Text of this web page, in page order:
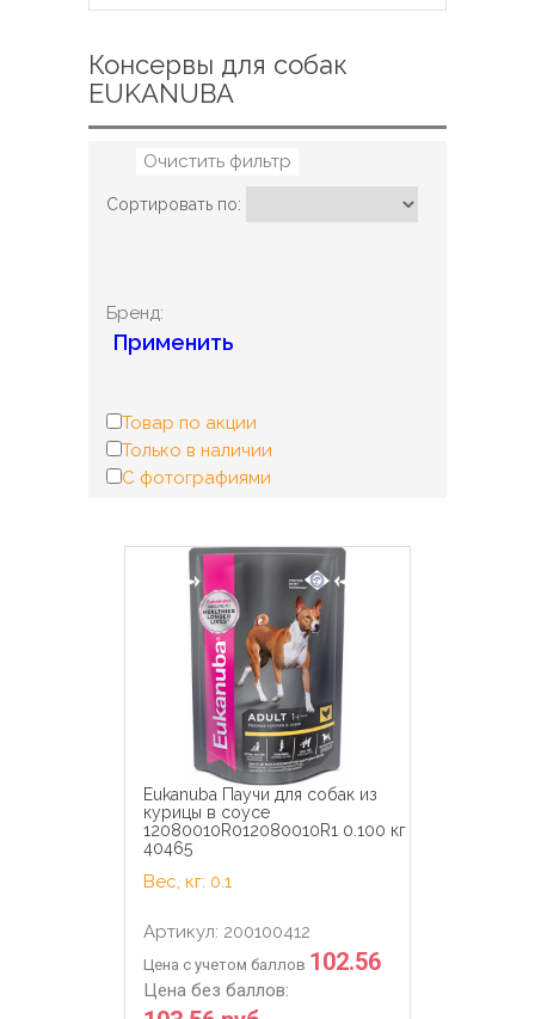
Консервы для собак
EUKANUBA
Очистить фильтр
Сортировать по:
Бренд:
Применить
Товар по акции
Только в наличии
С фотографиями
Eukanuba Паучи для собак из
курицы в соусе
12080010R012080010R1 0.100 кг
40465
Вес, кг: 0.1
Артикул: 200100412
Цена с учетом баллов 102.56
Цена без баллов: